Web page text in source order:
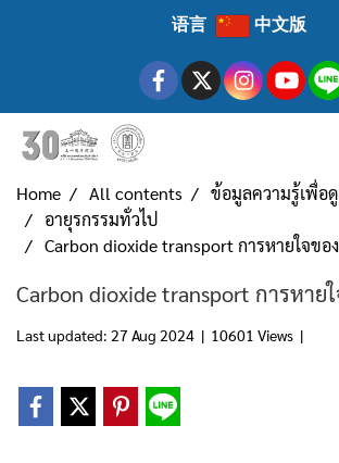
语言 中文版
Home All contents
ข้อมูลความรู้เพื่อ
อายุรกรรมทั่วไป
Carbon dioxide transport การหายใจขอ
Carbon dioxide transport การหาย
Last updated: 27 Aug 2024 | 10601 Views |